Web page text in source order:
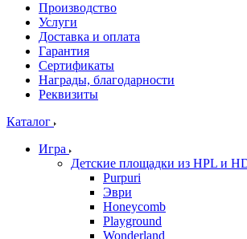
Производство
Услуги
Доставка и оплата
Гарантия
Сертификаты
Награды, благодарности
Реквизиты
Каталог
Игра
Детские площадки из HPL и
Purpuri
Эври
Honeycomb
Playground
Wonderland